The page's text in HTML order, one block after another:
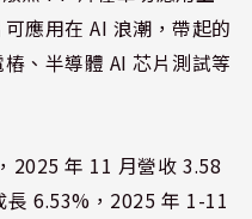
應用在 AI 浪潮，帶起的
、半導體 AI 芯片測試等
2025 年 11 月營收 3.58
長 6.53%，2025 年 1-11